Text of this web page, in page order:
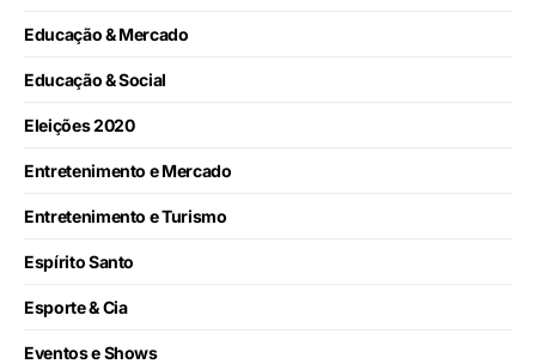
Educação & Mercado
Educação & Social
Eleições 2020
Entretenimento e Mercado
Entretenimento e Turismo
Espírito Santo
Esporte & Cia
Eventos e Shows